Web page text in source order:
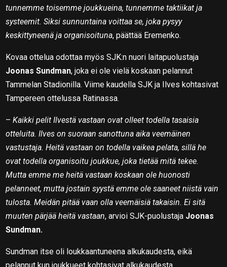
tunnemme toisemme joukkueina, tunnemme taktiikat ja
systeemit. Siksi sunnuntaina voittaa se, joka pysyy
keskittyneenä ja organisoituna, päättää Eremenko.
Kovaa ottelua odottaa myös SJK:n nuori laitapuolustaja
Joonas Sundman, joka ei ole vielä koskaan pelannut
Tammelan Stadionilla. Viime kaudella SJK ja Ilves kohtasivat
Tampereen ottelussa Ratinassa.
–Kaikki pelit Ilvestä vastaan ovat olleet todella tasaisia
otteluita. Ilves on suoraan sanottuna aika veemäinen
vastustaja. Heitä vastaan on todella vaikea pelata, sillä he
ovat todella organisoitu joukkue, joka tietää mitä tekee.
Mutta emme me heitä vastaan koskaan ole huonosti
pelanneet, mutta jostain syystä emme ole saaneet niistä vain
tulosta. Meidän pitää vaan olla veemäisiä takaisin. Ei sitä
muuten pärjää heitä vastaan, arvioi SJK-puolustaja Joonas
Sundman.
Sundman itse oli loukkaantuneena alkukaudesta, eikä
pelannut kun joukkueet kohtasivat alkukaudesta.